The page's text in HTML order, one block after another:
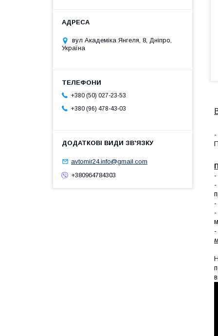
-
-
-
-
-
вул Академіка Янгеля, 8, Дніпро,
Україна
+380 (50) 027-23-53
+380 (96) 478-43-03
avtomir24.info@gmail.com
+380964784303